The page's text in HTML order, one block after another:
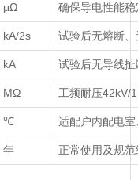
μΩ 确保导电性能
kA/2s 试验后无熔断
kA 试验后无导线
MΩ 工频耐压42kV/
℃ 适配户内配电
年 正常使用及规